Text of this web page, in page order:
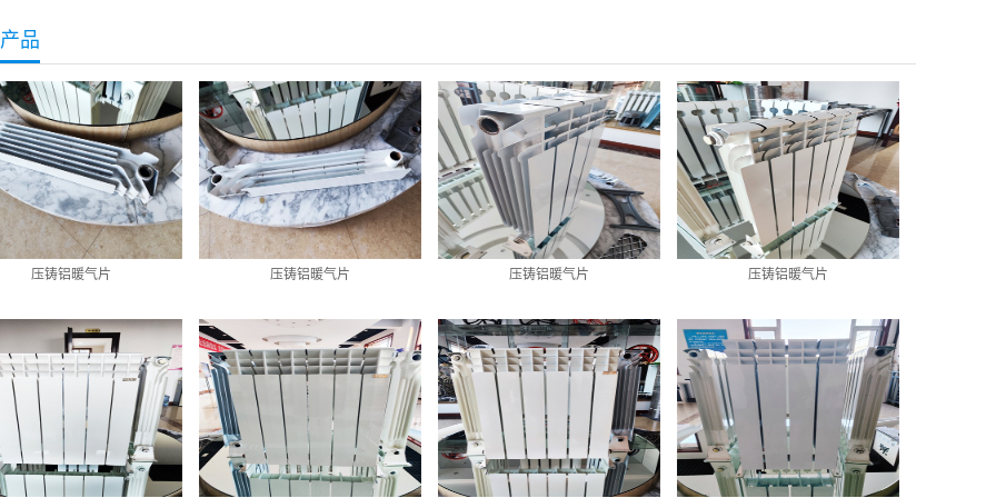
品
压铸铝暖气片 压铸铝暖气片 压铸铝暖气片 压铸铝暖气片